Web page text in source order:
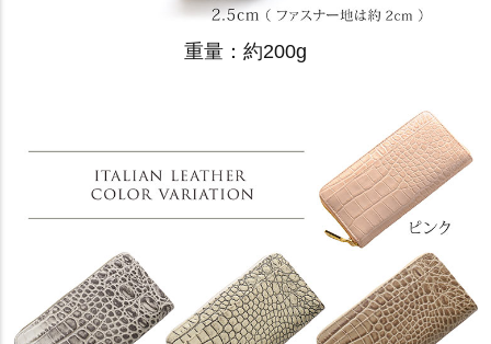
重量：約200g